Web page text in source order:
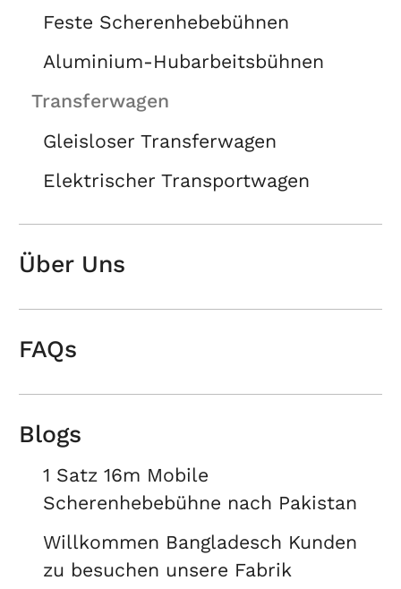
Feste Scherenhebebühnen
Aluminium-Hubarbeitsbühnen
Transferwagen
Gleisloser Transferwagen
Elektrischer Transportwagen
Über Uns
FAQs
Blogs
1 Satz 16m Mobile
Scherenhebebühne nach Pakistan
Willkommen Bangladesch Kunden
zu besuchen unsere Fabrik